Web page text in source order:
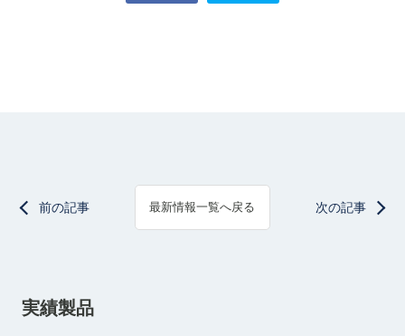
前の記事 最新情報一覧へ戻る 次の記事
実績製品